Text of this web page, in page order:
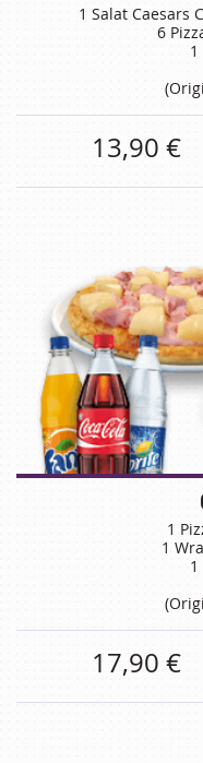
1 Salat Caesars
6
13,90 €
1
1
17,90 €